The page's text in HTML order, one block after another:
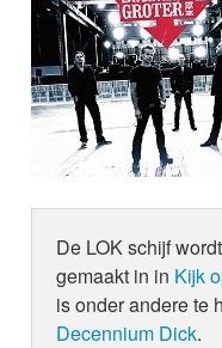
De LOK schijf
gemaakt in in Kijk
is onder andere te
Decennium Dick.